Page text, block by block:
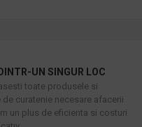
UN SINGUR LOC
toate produsele si
curatenie necesare afacerii
un plus de eficienta si costuri